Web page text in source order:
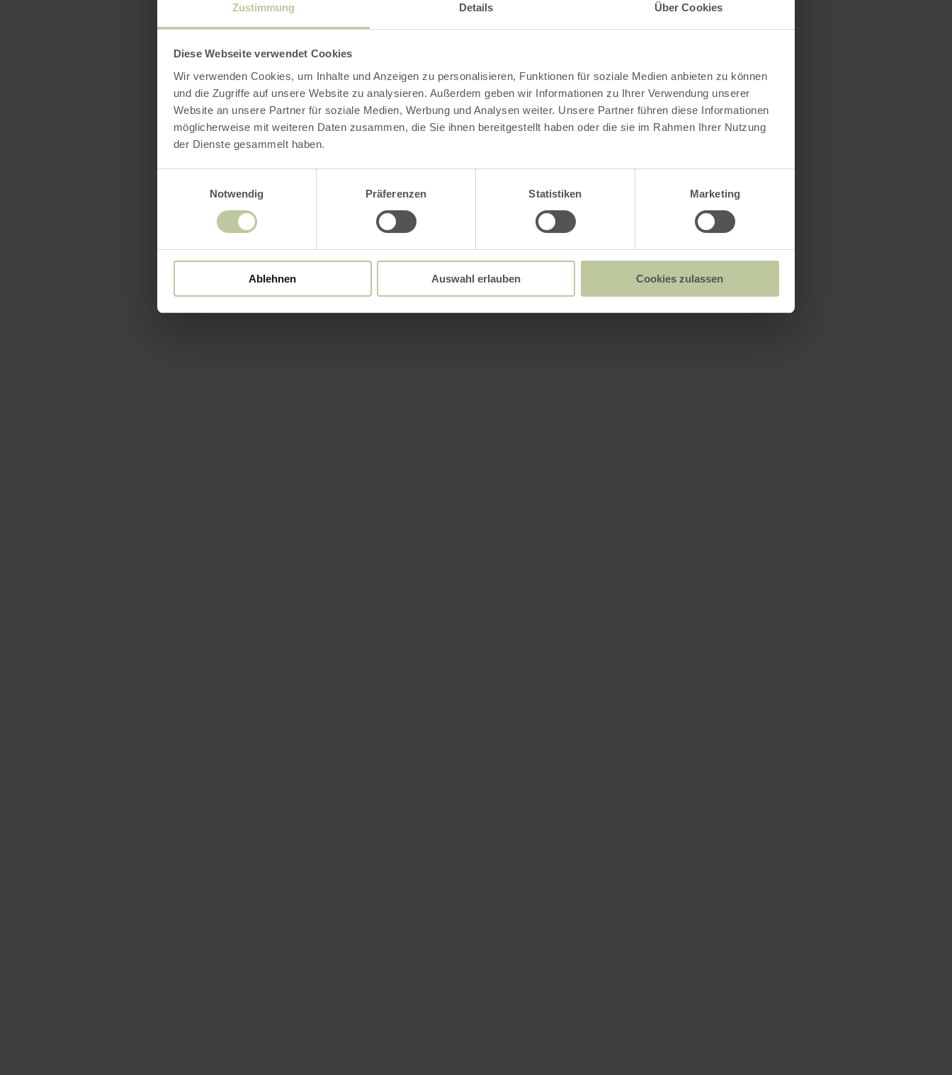
Zustimmung Details Über Cookies
Diese Webseite verwendet Cookies
Wir verwenden Cookies, um Inhalte und Anzeigen zu personalisieren, Funktionen für soziale Medien anbieten zu können
und die Zugriffe auf unsere Website zu analysieren. Außerdem geben wir Informationen zu Ihrer Verwendung unserer
Website an unsere Partner für soziale Medien, Werbung und Analysen weiter. Unsere Partner führen diese Informationen
möglicherweise mit weiteren Daten zusammen, die Sie ihnen bereitgestellt haben oder die sie im Rahmen Ihrer Nutzung
der Dienste gesammelt haben.
Notwendig
Präferenzen Statistiken Marketing
Ablehnen Auswahl erlauben Cookies zulassen